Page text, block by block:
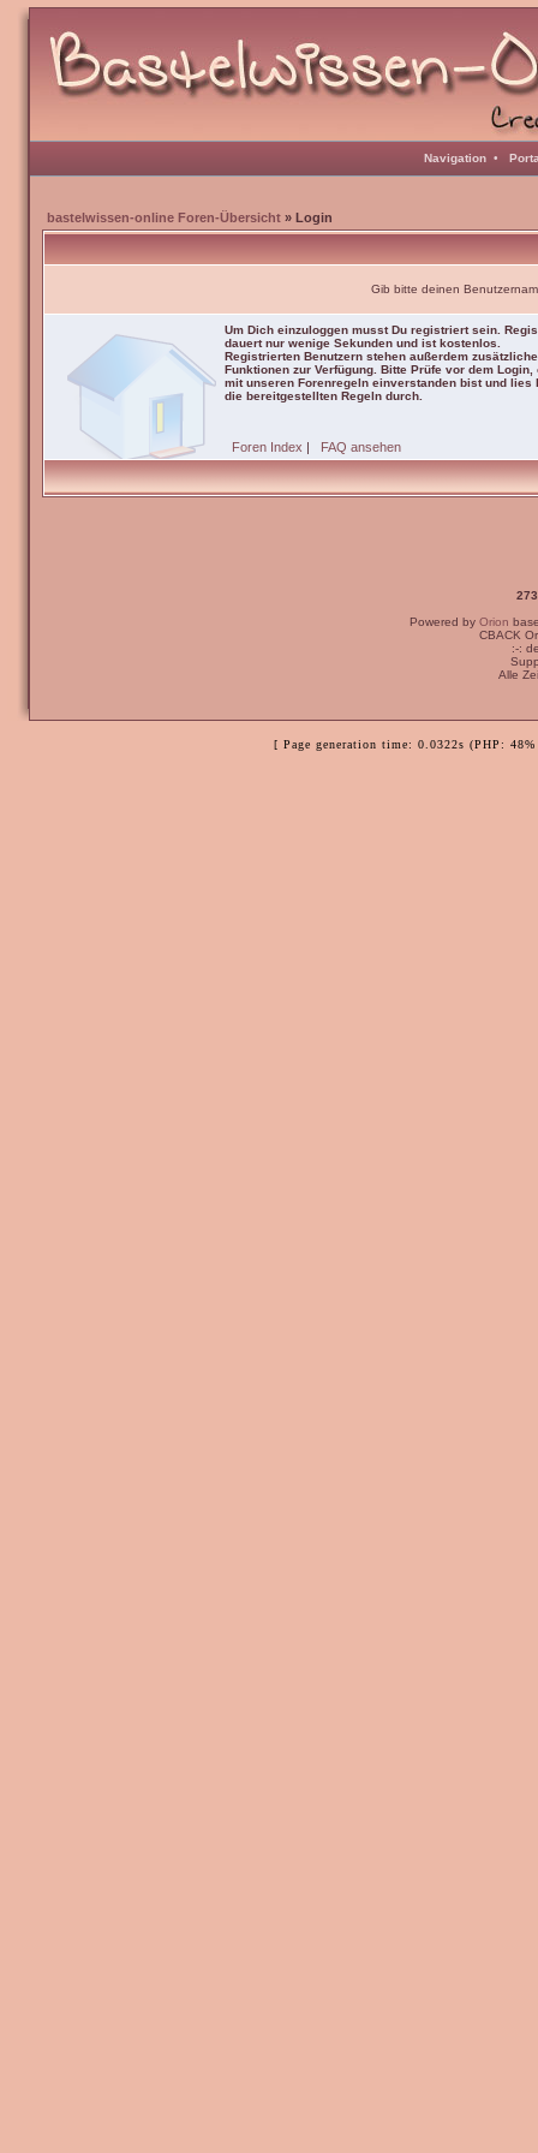
Navigation •
bastelwissen-online Foren-Übersicht » Login
Gib bitte deinen
Um Dich einzuloggen musst Du registriert sein.
dauert nur wenige Sekunden und ist kostenlos.
Registrierten Benutzern stehen außerdem zusätzliche
Funktionen zur Verfügung. Bitte Prüfe vor dem Login,
mit unseren Forenregeln einverstanden bist und lies
die bereitgestellten Regeln durch.
Foren Index | FAQ ansehen
Powered by Orion
CBACK
:-:
Alle
[ Page generation time: 0.0322s (PHP: